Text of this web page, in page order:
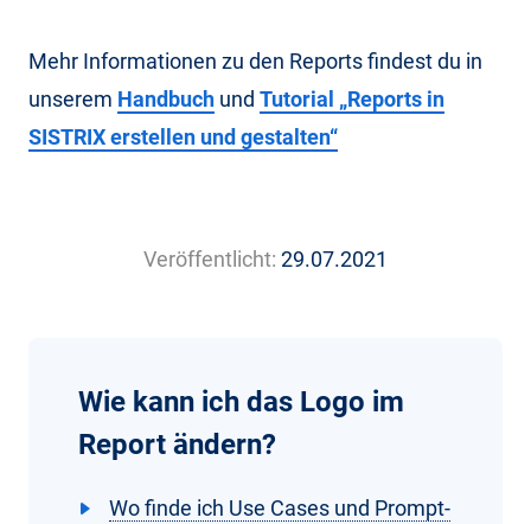
Mehr Informationen zu den Reports findest du in
unserem Handbuch und Tutorial „Reports in
SISTRIX erstellen und gestalten“
Veröffentlicht: 29.07.2021
Wie kann ich das Logo im
Report ändern?
Wo finde ich Use Cases und Prompt-